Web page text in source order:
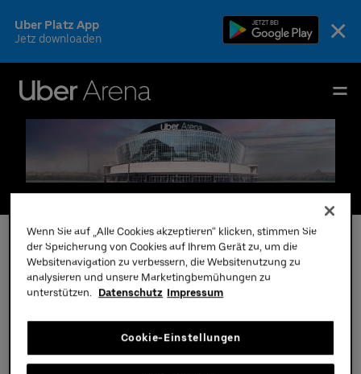
to
content
Tickets
×
Uber Platz App
Jetz downloaden
English
Events & Tickets
Fotos & Videos
Ihr Besuch
Die Arena
CSR & Nachhaltigkeit
Informationen
Hotels direkt am Uber Platz
Wenn Sie auf „Alle Cookies akzeptieren“ klicken, stimmen Sie
der Speicherung von Cookies auf Ihrem Gerät zu, um die
Websitenavigation zu verbessern, die Websitenutzung zu
analysieren und unsere Marketingbemühungen zu
unterstützen.
Datenschutz Impressum
Cookie-Einstellungen